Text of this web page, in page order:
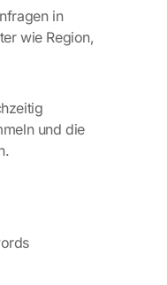
in
wie Region,
und die